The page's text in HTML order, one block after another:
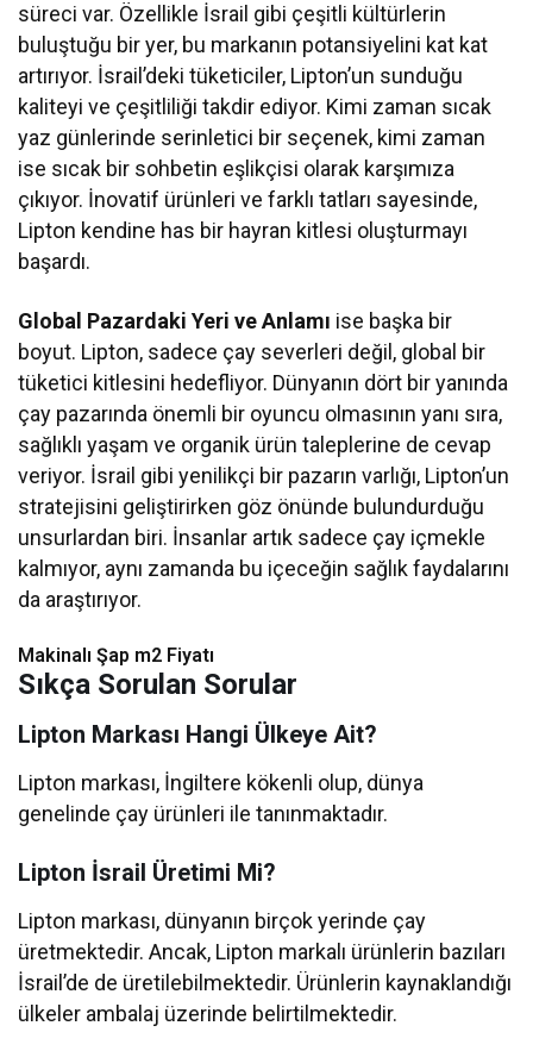
süreci var. Özellikle İsrail gibi çeşitli kültürlerin
buluştuğu bir yer, bu markanın potansiyelini kat kat
artırıyor. İsrail’deki tüketiciler, Lipton’un sunduğu
kaliteyi ve çeşitliliği takdir ediyor. Kimi zaman sıcak
yaz günlerinde serinletici bir seçenek, kimi zaman
ise sıcak bir sohbetin eşlikçisi olarak karşımıza
çıkıyor. İnovatif ürünleri ve farklı tatları sayesinde,
Lipton kendine has bir hayran kitlesi oluşturmayı
başardı.
Global Pazardaki Yeri ve Anlamı ise başka bir
boyut. Lipton, sadece çay severleri değil, global bir
tüketici kitlesini hedefliyor. Dünyanın dört bir yanında
çay pazarında önemli bir oyuncu olmasının yanı sıra,
sağlıklı yaşam ve organik ürün taleplerine de cevap
veriyor. İsrail gibi yenilikçi bir pazarın varlığı, Lipton’un
stratejisini geliştirirken göz önünde bulundurduğu
unsurlardan biri. İnsanlar artık sadece çay içmekle
kalmıyor, aynı zamanda bu içeceğin sağlık faydalarını
da araştırıyor.
Makinalı Şap m2 Fiyatı
Sıkça Sorulan Sorular
Lipton Markası Hangi Ülkeye Ait?
Lipton markası, İngiltere kökenli olup, dünya
genelinde çay ürünleri ile tanınmaktadır.
Lipton İsrail Üretimi Mi?
Lipton markası, dünyanın birçok yerinde çay
üretmektedir. Ancak, Lipton markalı ürünlerin bazıları
İsrail’de de üretilebilmektedir. Ürünlerin kaynaklandığı
ülkeler ambalaj üzerinde belirtilmektedir.